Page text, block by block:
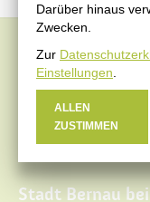
Stadt Bernau
Darüber hinaus
Zwecken.
Zur
Einstellungen
ALLEN
ZUSTIMMEN